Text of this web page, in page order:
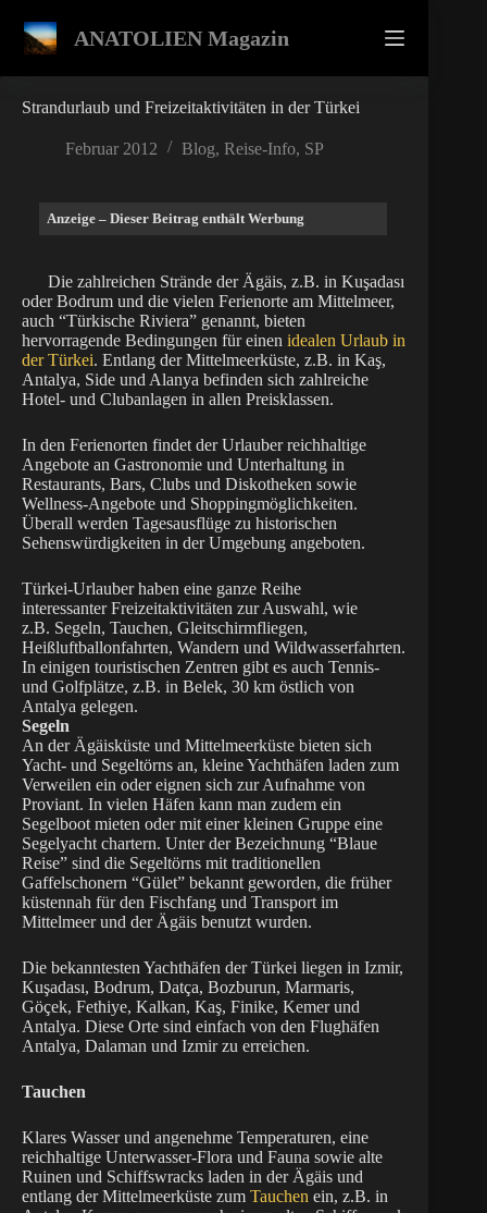
Inhalt
springen
ANATOLIEN Magazin
Strandurlaub und Freizeitaktivitäten in der Türkei
Februar 2012 Blog, Reise-Info, SP
Anzeige – Dieser Beitrag enthält Werbung
Die zahlreichen Strände der Ägäis, z.B. in Kuşadası
oder Bodrum und die vielen Ferienorte am Mittelmeer,
auch “Türkische Riviera” genannt, bieten
hervorragende Bedingungen für einen idealen Urlaub in
der Türkei. Entlang der Mittelmeerküste, z.B. in Kaş,
Antalya, Side und Alanya befinden sich zahlreiche
Hotel- und Clubanlagen in allen Preisklassen.
In den Ferienorten findet der Urlauber reichhaltige
Angebote an Gastronomie und Unterhaltung in
Restaurants, Bars, Clubs und Diskotheken sowie
Wellness-Angebote und Shoppingmöglichkeiten.
Überall werden Tagesausflüge zu historischen
Sehenswürdigkeiten in der Umgebung angeboten.
Türkei-Urlauber haben eine ganze Reihe
interessanter Freizeitaktivitäten zur Auswahl, wie
z.B. Segeln, Tauchen, Gleitschirmfliegen,
Heißluftballonfahrten, Wandern und Wildwasserfahrten.
In einigen touristischen Zentren gibt es auch Tennis-
und Golfplätze, z.B. in Belek, 30 km östlich von
Antalya gelegen.
Segeln
An der Ägäisküste und Mittelmeerküste bieten sich
Yacht- und Segeltörns an, kleine Yachthäfen laden zum
Verweilen ein oder eignen sich zur Aufnahme von
Proviant. In vielen Häfen kann man zudem ein
Segelboot mieten oder mit einer kleinen Gruppe eine
Segelyacht chartern. Unter der Bezeichnung “Blaue
Reise” sind die Segeltörns mit traditionellen
Gaffelschonern “Gület” bekannt geworden, die früher
küstennah für den Fischfang und Transport im
Mittelmeer und der Ägäis benutzt wurden.
Die bekanntesten Yachthäfen der Türkei liegen in Izmir,
Kuşadası, Bodrum, Datça, Bozburun, Marmaris,
Göçek, Fethiye, Kalkan, Kaş, Finike, Kemer und
Antalya. Diese Orte sind einfach von den Flughäfen
Antalya, Dalaman und Izmir zu erreichen.
Tauchen
Klares Wasser und angenehme Temperaturen, eine
reichhaltige Unterwasser-Flora und Fauna sowie alte
Ruinen und Schiffswracks laden in der Ägäis und
entlang der Mittelmeerküste zum Tauchen ein, z.B. in